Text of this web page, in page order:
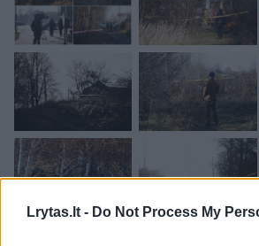
Lrytas.lt - Do Not Process My